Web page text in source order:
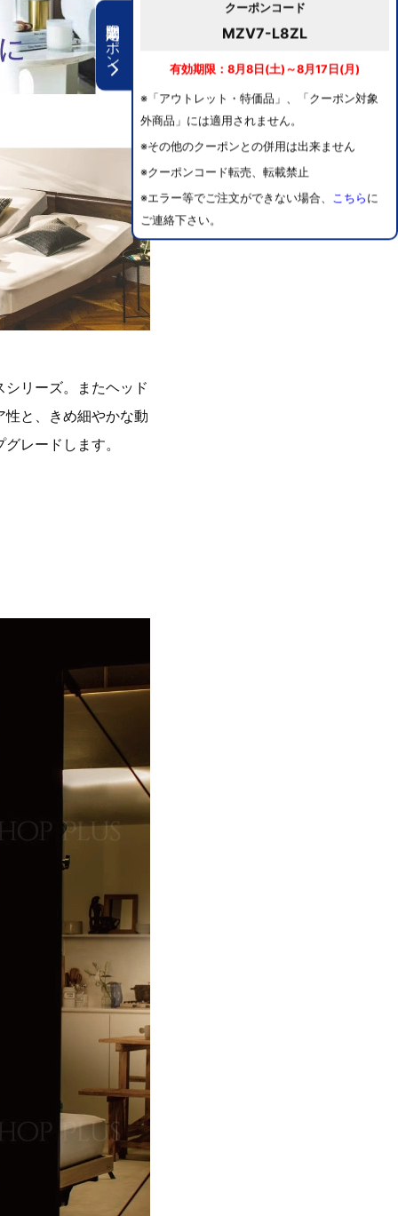
期間限定クーポン
クーポンコード
MZV7-L8ZL
有効期限：8月8日(土)～8月17日(月)
※「アウトレット・特価品」、「クーポン対象
外商品」には適用されません。
※その他のクーポンとの併用は出来ません
※クーポンコード転売、転載禁止
※エラー等でご注文ができない場合、 こちら に
ご連絡下さい。
リーズ。またヘッド
と、きめ細やかな動
レードします。